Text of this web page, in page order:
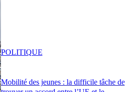
Mobilité des jeunes : la difficile tâche de
POLITIQUE